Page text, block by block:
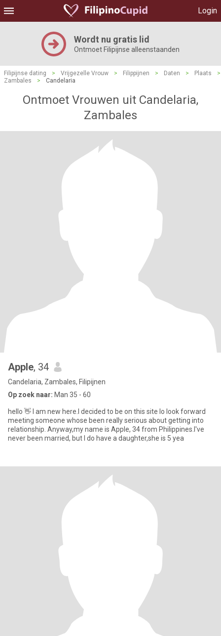
Login
Wordt nu gratis lid
Ontmoet Filipijnse alleenstaanden
Filipijnse dating > Vrijgezelle Vrouw > Filippijnen > Daten > Plaats
>
Zambales
> Candelaria
Ontmoet Vrouwen uit Candelaria,
Zambales
Apple, 34
Candelaria, Zambales, Filipijnen
Op zoek naar: Man 35 - 60
hello 👋 I am new here.I decided to be on this site lo look forward
meeting someone whose been really serious about getting into
relationship. Anyway,my name is Apple, 34 from Philippines.I've
never been married, but I do have a daughter,she is 5 yea